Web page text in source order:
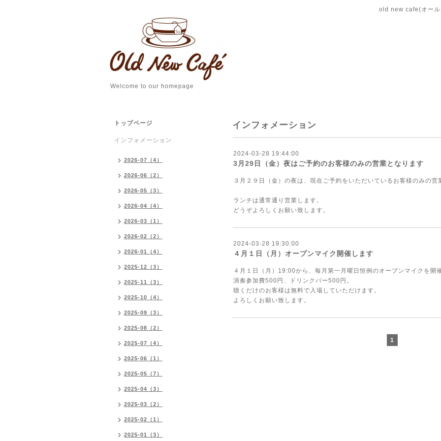
old new cafe(オール
Welcome to our homepage
インフォメーション
2024-03-28 19:44:00
3月29日（金）夜はご予約のお客様のみの営業となります
３月２９日（金）の夜は、現在ご予約をいただいているお客様のみの営
ランチは通常通り営業します。
どうぞよろしくお願い致します。
2024-03-28 19:30:00
４月１日（月）オープンマイク開催します
４月１日（月）19:00から、毎月第一月曜日恒例のオープンマイクを開
演奏参加費500円、ドリンクバー500円。
聴くだけのお客様は無料で入場していただけます。
よろしくお願い致します。
1
トップページ
インフォメーション
2026-07（4）
2026-06（2）
2026-05（3）
2026-04（4）
2026-03（1）
2026-02（2）
2026-01（4）
2025-12（3）
2025-11（3）
2025-10（4）
2025-09（3）
2025-08（2）
2025-07（4）
2025-06（1）
2025-05（7）
2025-04（3）
2025-03（2）
2025-02（1）
2025-01（3）